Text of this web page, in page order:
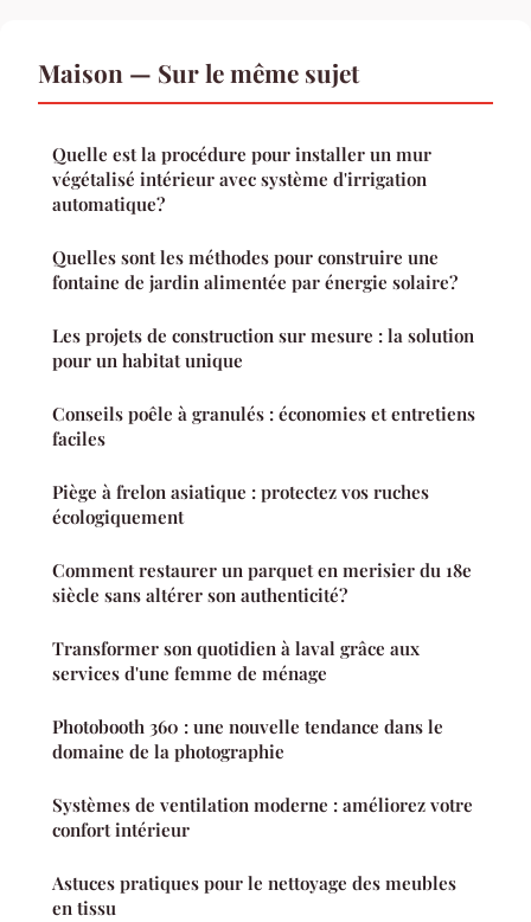
Maison — Sur le même sujet
Quelle est la procédure pour installer un mur
végétalisé intérieur avec système d'irrigation
automatique?
Quelles sont les méthodes pour construire une
fontaine de jardin alimentée par énergie solaire?
Les projets de construction sur mesure : la solution
pour un habitat unique
Conseils poêle à granulés : économies et entretiens
faciles
Piège à frelon asiatique : protectez vos ruches
écologiquement
Comment restaurer un parquet en merisier du 18e
siècle sans altérer son authenticité?
Transformer son quotidien à laval grâce aux
services d'une femme de ménage
Photobooth 360 : une nouvelle tendance dans le
domaine de la photographie
Systèmes de ventilation moderne : améliorez votre
confort intérieur
Astuces pratiques pour le nettoyage des meubles
en tissu